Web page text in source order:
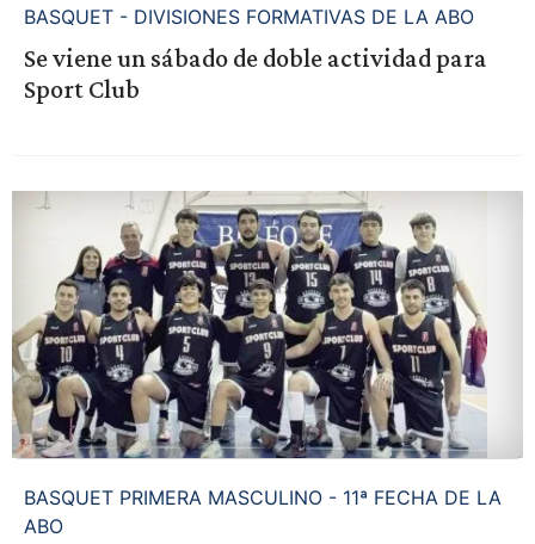
BASQUET - DIVISIONES FORMATIVAS DE LA ABO
Se viene un sábado de doble actividad para
Sport Club
BASQUET PRIMERA MASCULINO - 11ª FECHA DE LA
ABO